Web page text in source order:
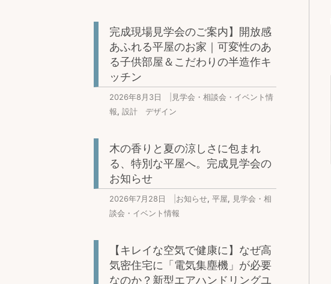
完成現場見学会のご案内】開放感
あふれる平屋のお家｜可変性のあ
る子供部屋＆こだわりの半造作キ
ッチン
2026年8月3日
見学会・相談会・イベント情
報, 設計 デザイン
木の香りと夏の涼しさに包まれ
る、特別な平屋へ。完成見学会の
お知らせ
2026年7月28日 お知らせ, 平屋, 見学会・相
談会・イベント情報
【キレイな空気で健康に】なぜ高
気密住宅に「電気集塵機」が必要
なのか？新型エアハンドリングユ